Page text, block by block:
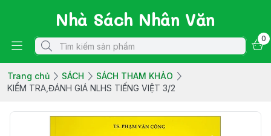
Nhà Sách Nhân Văn
0
Trang chủ SÁCH
SÁCH THAM KHẢO
KIỂM TRA,ĐÁNH GIÁ NLHS TIẾNG VIỆT 3/2